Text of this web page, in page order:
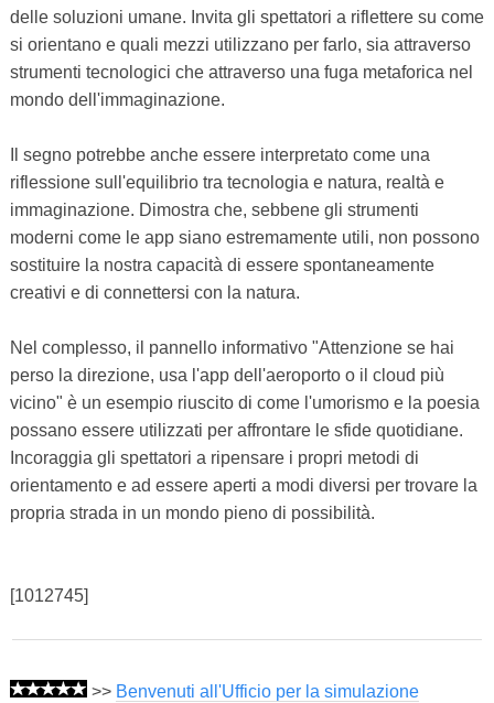
delle soluzioni umane. Invita gli spettatori a riflettere su come
si orientano e quali mezzi utilizzano per farlo, sia attraverso
strumenti tecnologici che attraverso una fuga metaforica nel
mondo dell'immaginazione.
Il segno potrebbe anche essere interpretato come una
riflessione sull'equilibrio tra tecnologia e natura, realtà e
immaginazione. Dimostra che, sebbene gli strumenti
moderni come le app siano estremamente utili, non possono
sostituire la nostra capacità di essere spontaneamente
creativi e di connettersi con la natura.
Nel complesso, il pannello informativo "Attenzione se hai
perso la direzione, usa l'app dell'aeroporto o il cloud più
vicino" è un esempio riuscito di come l'umorismo e la poesia
possano essere utilizzati per affrontare le sfide quotidiane.
Incoraggia gli spettatori a ripensare i propri metodi di
orientamento e ad essere aperti a modi diversi per trovare la
propria strada in un mondo pieno di possibilità.
[1012745]
>> Benvenuti all'Ufficio per la simulazione